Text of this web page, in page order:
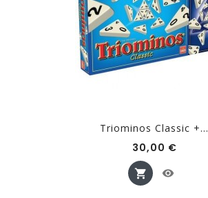
Triominos Classic +...
30,00 €Prix